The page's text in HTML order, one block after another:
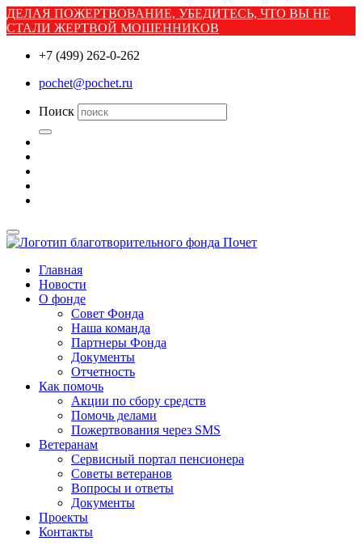
ДЕЛАЯ ПОЖЕРТВОВАНИЕ, УБЕДИТЕСЬ, ЧТО ВЫ НЕ
СТАЛИ ЖЕРТВОЙ МОШЕННИКОВ
+7 (499) 262-0-262
pochet@pochet.ru
Поиск
Главная
Новости
О фонде
Совет Фонда
Наша команда
Партнеры Фонда
Документы
Отчетность
Как помочь
Акции по сбору средств
Помочь делами
Пожертвования через SMS
Ветеранам
Сервисный портал пенсионера
Советы ветеранов
Вопросы и ответы
Документы
Проекты
Контакты